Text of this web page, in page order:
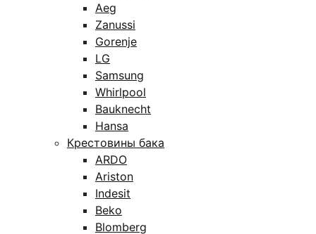
Aeg
Zanussi
Gorenje
LG
Samsung
Whirlpool
Bauknecht
Hansa
Крестовины бака
ARDO
Ariston
Indesit
Beko
Blomberg